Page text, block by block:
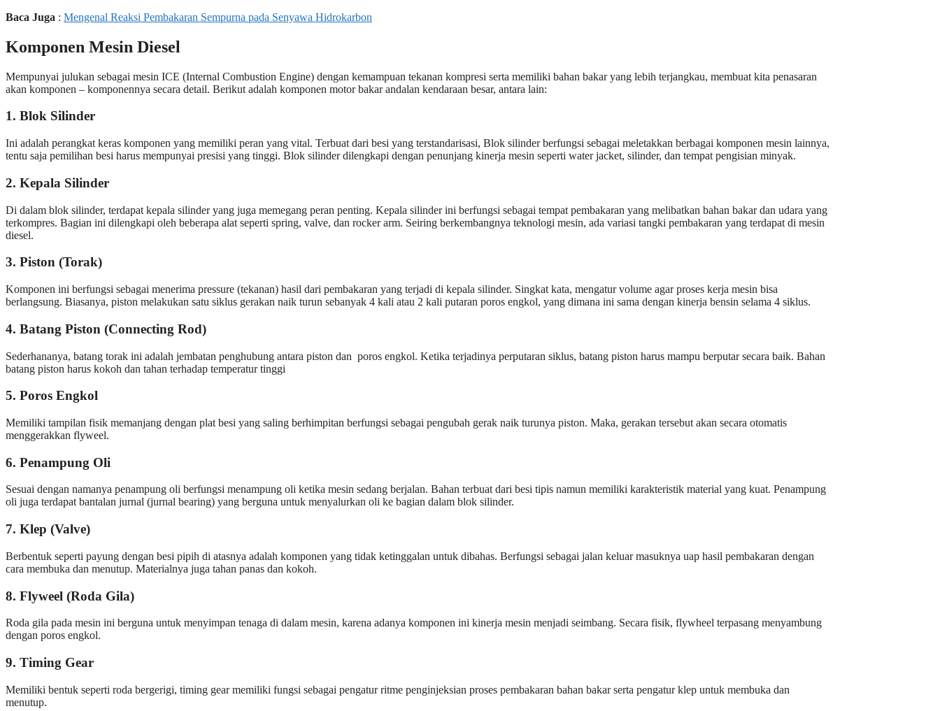
Baca Juga : Mengenal Reaksi Pembakaran Sempurna pada Senyawa Hidrokarbon
Komponen Mesin Diesel
Mempunyai julukan sebagai mesin ICE (Internal Combustion Engine) dengan kemampuan tekanan kompresi serta memiliki bahan bakar yang lebih terjangkau, membuat kita penasaran
akan komponen – komponennya secara detail. Berikut adalah komponen motor bakar andalan kendaraan besar, antara lain:
1. Blok Silinder
Ini adalah perangkat keras komponen yang memiliki peran yang vital. Terbuat dari besi yang terstandarisasi, Blok silinder berfungsi sebagai meletakkan berbagai komponen mesin lainnya,
tentu saja pemilihan besi harus mempunyai presisi yang tinggi. Blok silinder dilengkapi dengan penunjang kinerja mesin seperti water jacket, silinder, dan tempat pengisian minyak.
2. Kepala Silinder
Di dalam blok silinder, terdapat kepala silinder yang juga memegang peran penting. Kepala silinder ini berfungsi sebagai tempat pembakaran yang melibatkan bahan bakar dan udara yang
terkompres. Bagian ini dilengkapi oleh beberapa alat seperti spring, valve, dan rocker arm. Seiring berkembangnya teknologi mesin, ada variasi tangki pembakaran yang terdapat di mesin
diesel.
3. Piston (Torak)
Komponen ini berfungsi sebagai menerima pressure (tekanan) hasil dari pembakaran yang terjadi di kepala silinder. Singkat kata, mengatur volume agar proses kerja mesin bisa
berlangsung. Biasanya, piston melakukan satu siklus gerakan naik turun sebanyak 4 kali atau 2 kali putaran poros engkol, yang dimana ini sama dengan kinerja bensin selama 4 siklus.
4. Batang Piston (Connecting Rod)
Sederhananya, batang torak ini adalah jembatan penghubung antara piston dan poros engkol. Ketika terjadinya perputaran siklus, batang piston harus mampu berputar secara baik. Bahan
batang piston harus kokoh dan tahan terhadap temperatur tinggi
5. Poros Engkol
Memiliki tampilan fisik memanjang dengan plat besi yang saling berhimpitan berfungsi sebagai pengubah gerak naik turunya piston. Maka, gerakan tersebut akan secara otomatis
menggerakkan flyweel.
6. Penampung Oli
Sesuai dengan namanya penampung oli berfungsi menampung oli ketika mesin sedang berjalan. Bahan terbuat dari besi tipis namun memiliki karakteristik material yang kuat. Penampung
oli juga terdapat bantalan jurnal (jurnal bearing) yang berguna untuk menyalurkan oli ke bagian dalam blok silinder.
7. Klep (Valve)
Berbentuk seperti payung dengan besi pipih di atasnya adalah komponen yang tidak ketinggalan untuk dibahas. Berfungsi sebagai jalan keluar masuknya uap hasil pembakaran dengan
cara membuka dan menutup. Materialnya juga tahan panas dan kokoh.
8. Flyweel (Roda Gila)
Roda gila pada mesin ini berguna untuk menyimpan tenaga di dalam mesin, karena adanya komponen ini kinerja mesin menjadi seimbang. Secara fisik, flywheel terpasang menyambung
dengan poros engkol.
9. Timing Gear
Memiliki bentuk seperti roda bergerigi, timing gear memiliki fungsi sebagai pengatur ritme penginjeksian proses pembakaran bahan bakar serta pengatur klep untuk membuka dan
menutup.